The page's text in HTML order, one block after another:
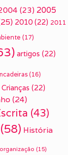
(23) 2005
2010 (22) 2011
(17)
artigos (22)
(16)
Crianças (22)
(24)
(43)
(58) História
organização (15)